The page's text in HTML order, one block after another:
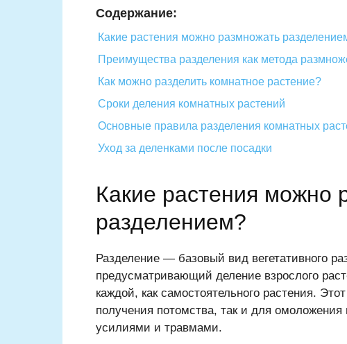
Содержание:
Какие растения можно размножать
Преимущества разделения как метода
Как можно разделить комнатное растение?
Сроки деления комнатных растений
Основные правила разделения комнатных
Уход за деленками после посадки
Какие растения можно
разделением?
Разделение — базовый вид вегетативного
предусматривающий деление взрослого
каждой, как самостоятельного растения.
получения потомства, так и для
усилиями и травмами.